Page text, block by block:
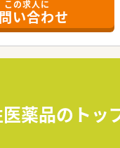
ています。
も増えます。
す。
す。
よう変更予定です。
す！
この求人に
い合わせ
薬品のトッ